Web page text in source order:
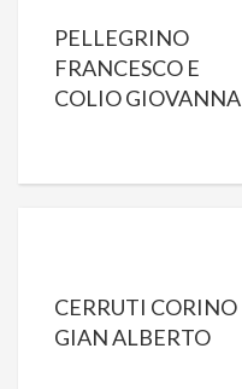
PELLEGRINO
FRANCESCO E
COLIO GIOVANNA
CERRUTI CORINO
GIAN ALBERTO